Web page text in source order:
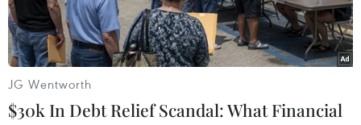
triển.
JG Wentworth
$30k In Debt Relief Scandal: What Financial